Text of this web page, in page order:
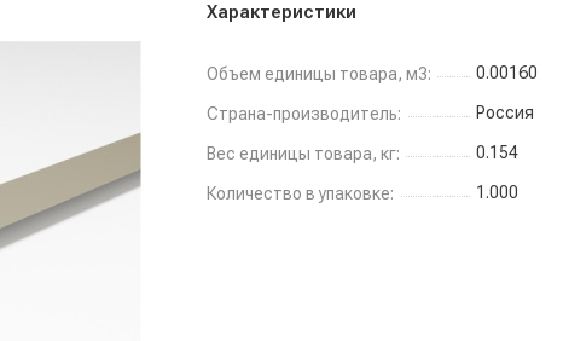
Характеристики
Объем единицы товара, м3: 0.00160
Страна-производитель: Россия
Вес единицы товара, кг: 0.154
Количество в упаковке: 1.000